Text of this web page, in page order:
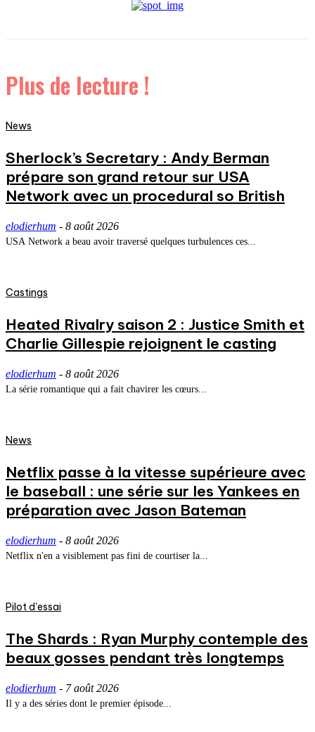
Plus de lecture !
News
Sherlock’s Secretary : Andy Berman
prépare son grand retour sur USA
Network avec un procedural so British
elodierhum - 8 août 2026
USA Network a beau avoir traversé quelques turbulences ces...
Castings
Heated Rivalry saison 2 : Justice Smith et
Charlie Gillespie rejoignent le casting
elodierhum - 8 août 2026
La série romantique qui a fait chavirer les cœurs...
News
Netflix passe à la vitesse supérieure avec
le baseball : une série sur les Yankees en
préparation avec Jason Bateman
elodierhum - 8 août 2026
Netflix n'en a visiblement pas fini de courtiser la...
Pilot d'essai
The Shards : Ryan Murphy contemple des
beaux gosses pendant très longtemps
elodierhum - 7 août 2026
Il y a des séries dont le premier épisode...